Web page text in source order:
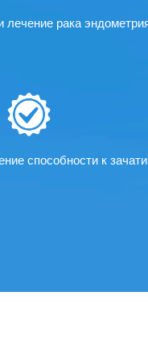
лечение рака
способности к